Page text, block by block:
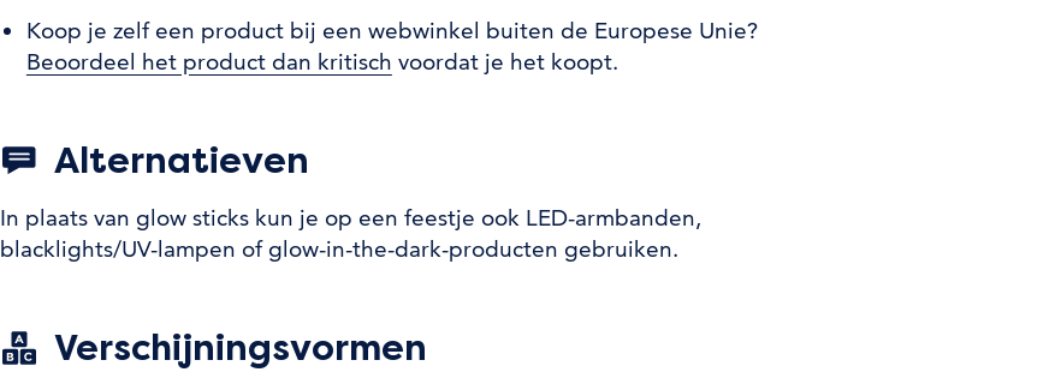
Koop je zelf een product bij een webwinkel buiten de Europese Unie?
Beoordeel het product dan kritisch voordat je het koopt.
Alternatieven
In plaats van glow sticks kun je op een feestje ook LED-armbanden,
blacklights/UV-lampen of glow-in-the-dark-producten gebruiken.
Verschijningsvormen